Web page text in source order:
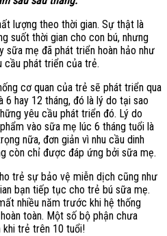
lượng theo thời gian. Sự thật là
suốt thời gian cho con bú, nhưng
sữa mẹ đã phát triển hoàn hảo như
cầu phát triển của trẻ.
cơ quan của trẻ sẽ phát triển qua
6 hay 12 tháng, đó là lý do tại sao
yêu cầu phát triển đó. Lý do
vào sữa mẹ lúc 6 tháng tuổi là
nữa, đơn giản vì nhu cầu dinh
còn chỉ được đáp ứng bởi sữa mẹ.
trẻ sự bảo vệ miễn dịch cũng như
bạn tiếp tục cho trẻ bú sữa mẹ.
nhiều năm trước khi hệ thống
toàn. Một số bộ phận chưa
trẻ trên 10 tuổi!